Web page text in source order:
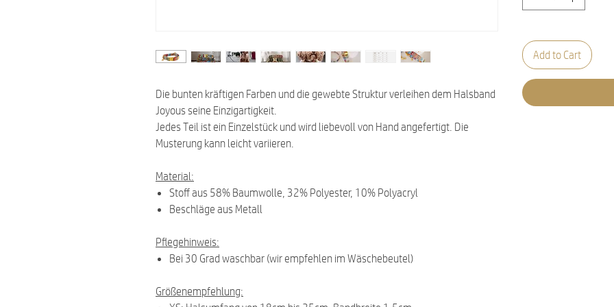
Die bunten kräftigen Farben und die gewebte Struktur verleihen dem Halsband
Joyous seine Einzigartigkeit.
Jedes Teil ist ein Einzelstück und wird liebevoll von Hand angefertigt. Die
Musterung kann leicht variieren.
Material:
Stoff aus 58% Baumwolle, 32% Polyester, 10% Polyacryl
Beschläge aus Metall
Pflegehinweis:
Bei 30 Grad waschbar (wir empfehlen im Wäschebeutel)
Größenempfehlung:
Add to Cart